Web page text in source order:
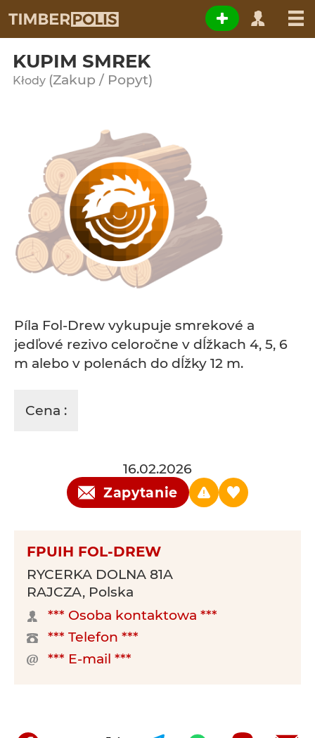
KUPIM SMREK
Kłody (Zakup / Popyt)
Píla Fol-Drew vykupuje smrekové a
jedľové rezivo celoročne v dĺžkach 4, 5, 6
m alebo v polenách do dĺžky 12 m.
Cena :
16.02.2026
Zapytanie
FPUIH FOL-DREW
RYCERKA DOLNA 81A
RAJCZA, Polska
*** Osoba kontaktowa ***
*** Telefon ***
*** E-mail ***